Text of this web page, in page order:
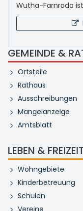
Wutha-Farnroda
GEMEINDE &
Ortsteile
Rathaus
Ausschreibungen
Mängelanzeige
Amtsblatt
LEBEN &
Wohngebiete
Kinderbetreuung
Schulen